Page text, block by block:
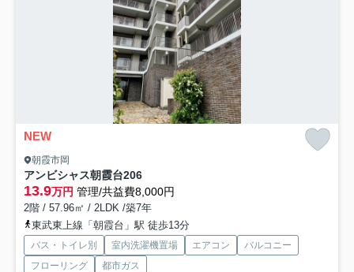
NEW
朝霞市岡
アンビシャス朝霞台206
13.9万円 管理/共益費8,000円
2階 / 57.96㎡ / 2LDK /築7年
東武東上線「朝霞台」駅 徒歩13分
バス・トイレ別 室内洗濯機置場 エアコン
バルコニー
フローリング
都市ガス